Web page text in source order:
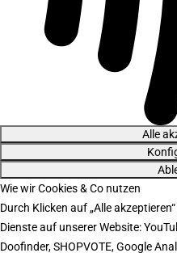
Alle
Wie wir Cookies & Co nutzen
Durch Klicken auf „Alle
Dienste auf unserer Website:
Doofinder, SHOPVOTE, Google